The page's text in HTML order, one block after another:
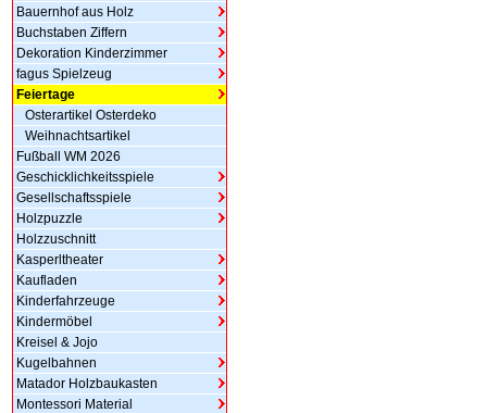
Bauernhof aus Holz
Buchstaben Ziffern
Dekoration Kinderzimmer
fagus Spielzeug
Feiertage
Osterartikel Osterdeko
Weihnachtsartikel
Fußball WM 2026
Geschicklichkeitsspiele
Gesellschaftsspiele
Holzpuzzle
Holzzuschnitt
Kasperltheater
Kaufladen
Kinderfahrzeuge
Kindermöbel
Kreisel & Jojo
Kugelbahnen
Matador Holzbaukasten
Montessori Material